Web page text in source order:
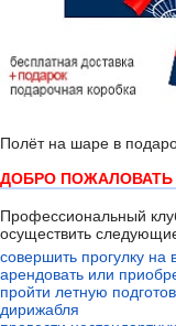
Полёт на шаре в
ДОБРО ПОЖАЛОВАТЬ
Профессиональный
осуществить
совершить прогулку
арендовать или
пройти летную
дирижабля